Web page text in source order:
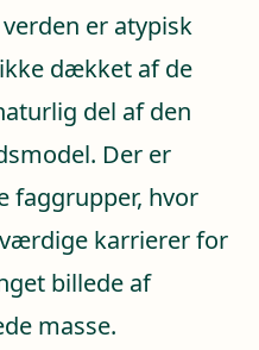
er atypisk
dækket af de
del af den
Der er
faggrupper, hvor
karrierer for
billede af
masse.